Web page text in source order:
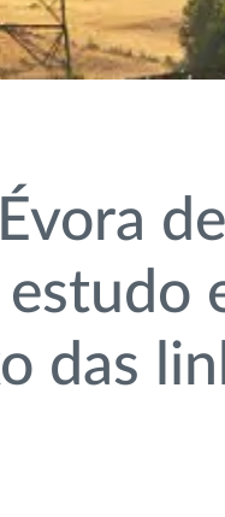
das